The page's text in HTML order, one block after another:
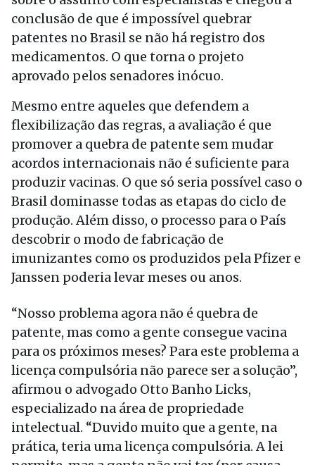
conclusão de que é impossível quebrar
patentes no Brasil se não há registro dos
medicamentos. O que torna o projeto
aprovado pelos senadores inócuo.
Mesmo entre aqueles que defendem a
flexibilização das regras, a avaliação é que
promover a quebra de patente sem mudar
acordos internacionais não é suficiente para
produzir vacinas. O que só seria possível caso o
Brasil dominasse todas as etapas do ciclo de
produção. Além disso, o processo para o País
descobrir o modo de fabricação de
imunizantes como os produzidos pela Pfizer e
Janssen poderia levar meses ou anos.
“Nosso problema agora não é quebra de
patente, mas como a gente consegue vacina
para os próximos meses? Para este problema a
licença compulsória não parece ser a solução”,
afirmou o advogado Otto Banho Licks,
especializado na área de propriedade
intelectual. “Duvido muito que a gente, na
prática, teria uma licença compulsória. A lei